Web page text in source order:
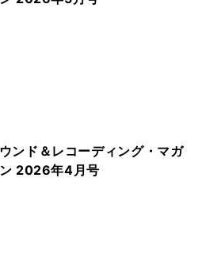
ンド＆レコーディング・マガ
2026年4月号